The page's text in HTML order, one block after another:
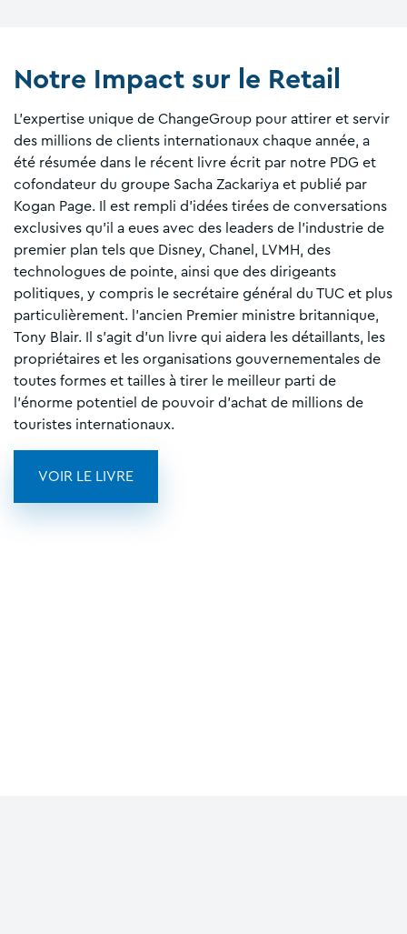
Notre Impact sur le Retail
L'expertise unique de ChangeGroup pour attirer et servir
des millions de clients internationaux chaque année, a
été résumée dans le récent livre écrit par notre PDG et
cofondateur du groupe Sacha Zackariya et publié par
Kogan Page. Il est rempli d'idées tirées de conversations
exclusives qu'il a eues avec des leaders de l'industrie de
premier plan tels que Disney, Chanel, LVMH, des
technologues de pointe, ainsi que des dirigeants
politiques, y compris le secrétaire général du TUC et plus
particulièrement. l'ancien Premier ministre britannique,
Tony Blair. Il s'agit d'un livre qui aidera les détaillants, les
propriétaires et les organisations gouvernementales de
toutes formes et tailles à tirer le meilleur parti de
l'énorme potentiel de pouvoir d'achat de millions de
touristes internationaux.
VOIR LE LIVRE